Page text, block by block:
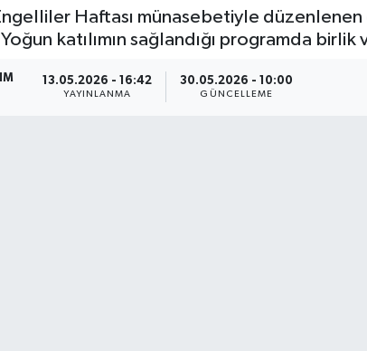
Haftası münasebetiyle
katılımın sağlandığı programda
13.05.2026 - 16:42
YAYINLANMA
30.05.2026 - 10:00
GÜNCELLEME